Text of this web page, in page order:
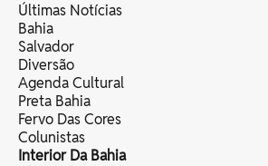
Últimas Notícias
Bahia
Salvador
Diversão
Agenda Cultural
Preta Bahia
Fervo Das Cores
Colunistas
Interior Da Bahia